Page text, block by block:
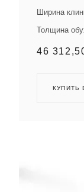
Ширина
Толщина
46
КУПИТЬ